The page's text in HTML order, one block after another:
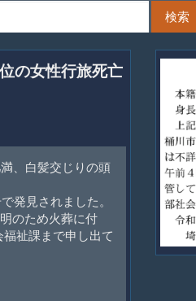
の女性行旅死亡
、白髪交じりの頭
発見されました。
のため火葬に付
祉課まで申し出て